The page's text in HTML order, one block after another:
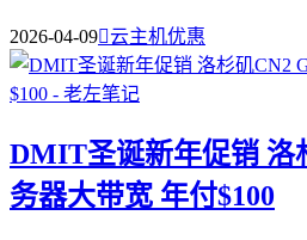
2026-04-09云主机优惠
DMIT圣诞新年促销 洛
务器大带宽 年付$100